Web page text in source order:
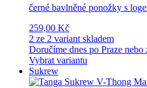
černé bavlněné ponožky s
259,00 Kč
2 ze 2 variant skladem
Doručíme dnes po Praze nebo
Vybrat variantu
Sukrew